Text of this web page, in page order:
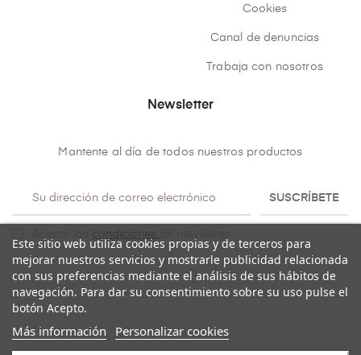
Cookies
Canal de denuncias
Trabaja con nosotros
Newsletter
Mantente al día de todos nuestros productos
SUSCRÍBETE
condiciones
Este sitio web utiliza cookies propias y de terceros para
mejorar nuestros servicios y mostrarle publicidad relacionada
con sus preferencias mediante el análisis de sus hábitos de
navegación. Para dar su consentimiento sobre su uso pulse el
botón Acepto.
Más información Personalizar cookies